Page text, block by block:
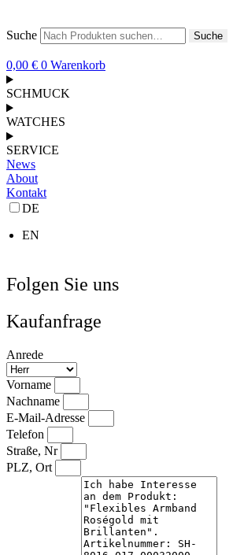
Suche Suche
0,00 € 0 Warenkorb
SCHMUCK
WATCHES
SERVICE
News
About
Kontakt
DE
EN
Folgen Sie uns
Kaufanfrage
Anrede
Vorname
Nachname
E-Mail-Adresse
Telefon
Straße, Nr
PLZ, Ort